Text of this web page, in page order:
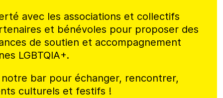
avec les associations et collectifs
et bénévoles pour proposer des
de soutien et accompagnement
LGBTQIA+.
bar pour échanger, rencontrer,
culturels et festifs !